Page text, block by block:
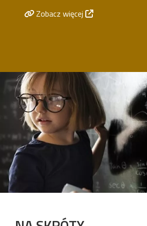
Zobacz więcej
Image